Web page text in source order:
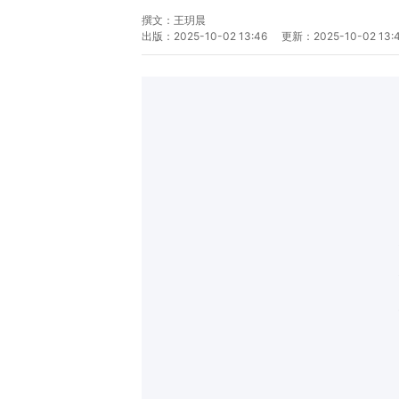
撰文： 王玥晨
出版： 2025-10-02 13:46 更新： 2025-10-02